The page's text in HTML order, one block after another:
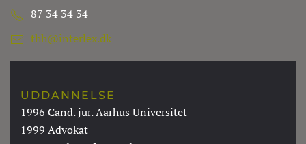
87 34 34 34
thh@interlex.dk
UDDANNELSE
1996 Cand. jur. Aarhus Universitet
1999 Advokat